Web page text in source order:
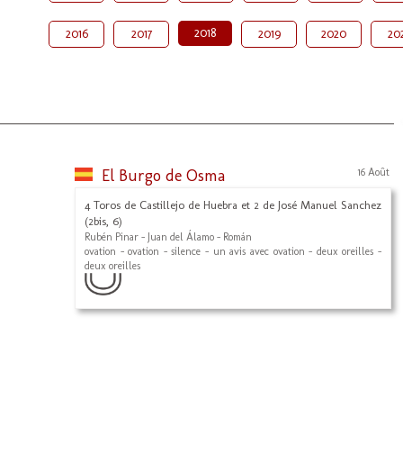
2016 2017 2018 2019 2020
El Burgo de Osma 16 Août
4 Toros de Castillejo de Huebra et 2 de José Manuel Sanchez
(2bis, 6)
Rubén Pinar - Juan del Álamo - Román
ovation - ovation - silence - un avis avec ovation - deux oreilles -
deux oreilles